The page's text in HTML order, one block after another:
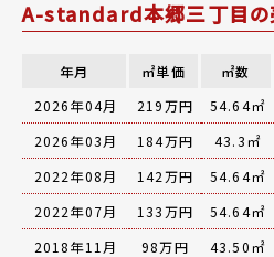
A-standard本郷三丁目の
年月 ㎡単価 ㎡数
2026年04月
219万円 54.64㎡
2026年03月
184万円 43.3㎡
2022年08月
142万円 54.64㎡
2022年07月
133万円 54.64㎡
2018年11月
98万円 43.50㎡